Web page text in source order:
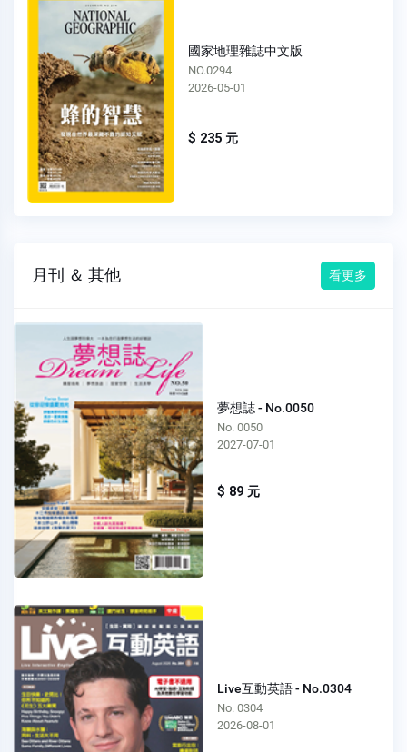
國家地理雜誌中文版
NO.0294
2026-05-01
$ 235 元
月刊 ＆ 其他 看更多
夢想誌 - No.0050
No. 0050
2027-07-01
$ 89 元
Live互動英語 - No.0304
No. 0304
2026-08-01